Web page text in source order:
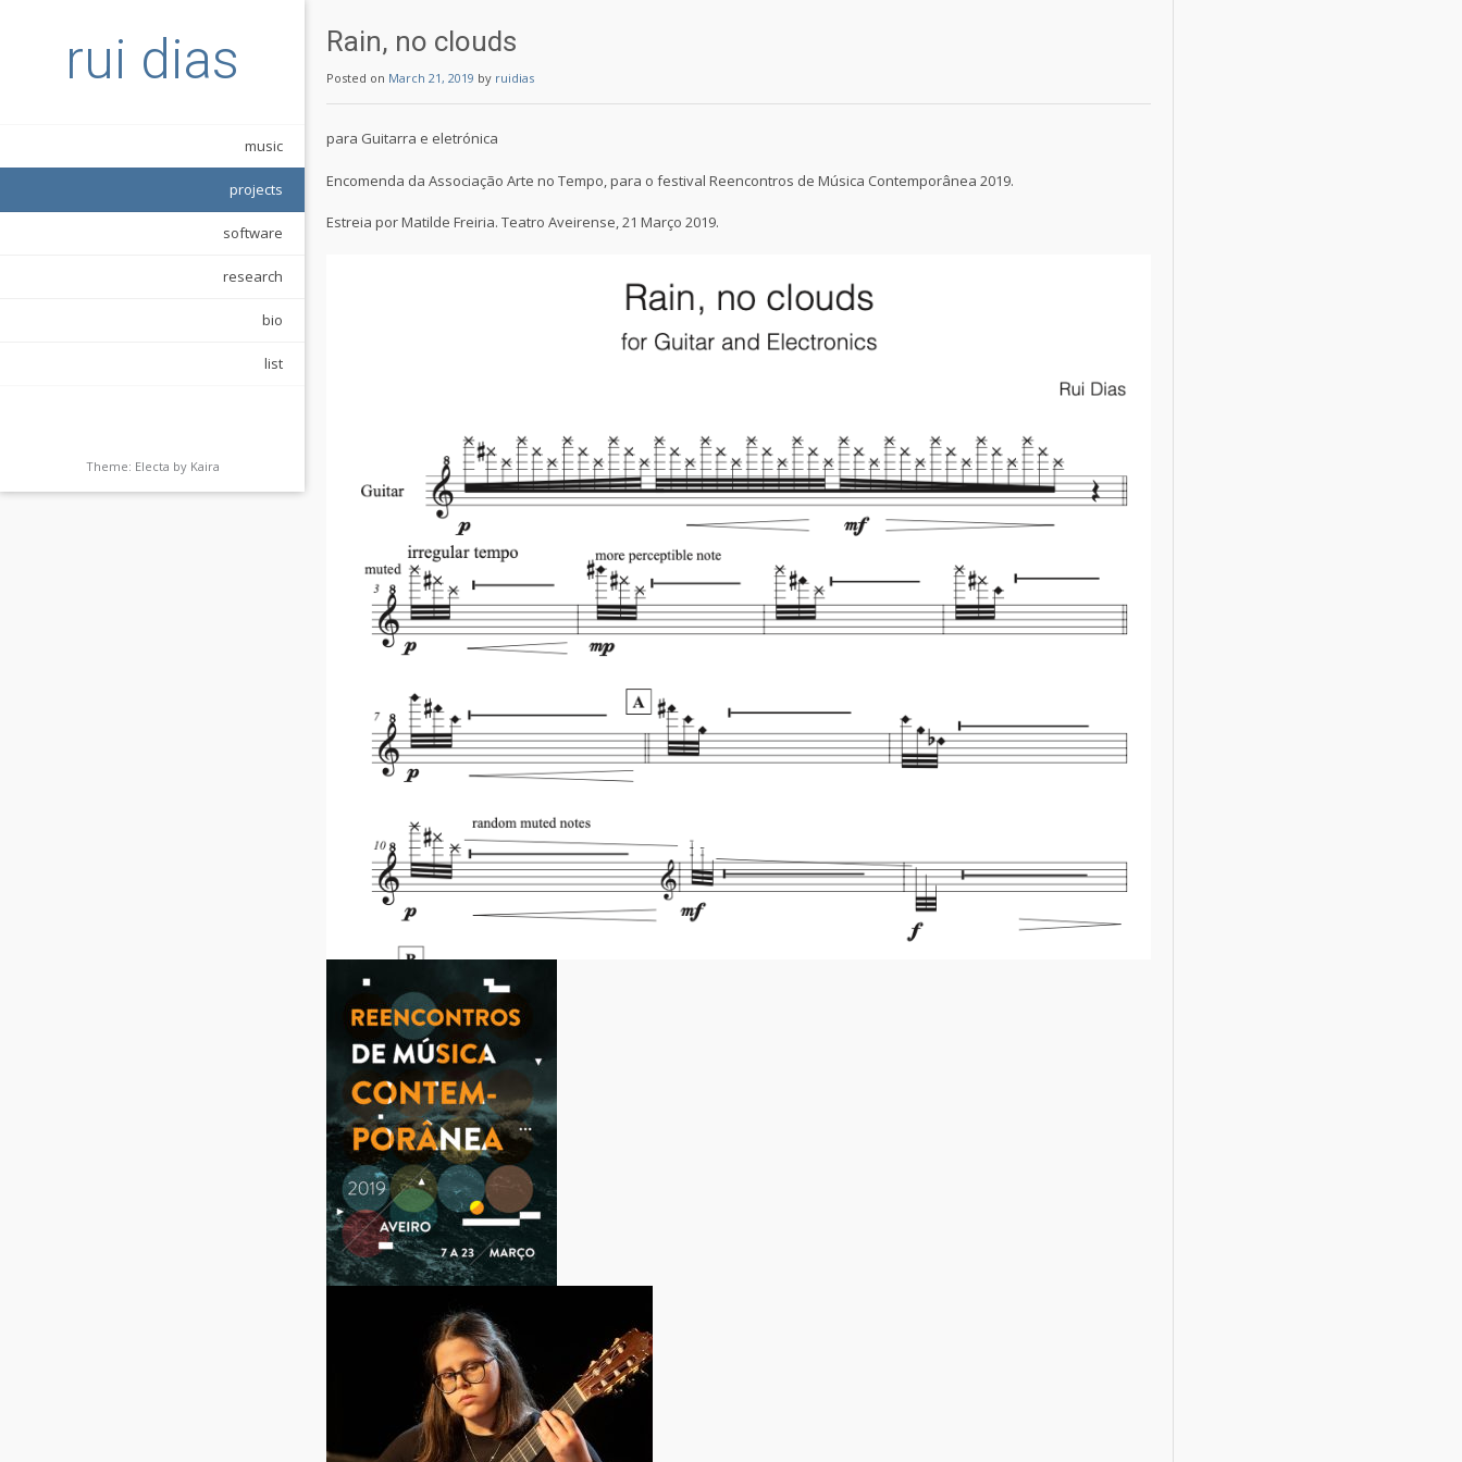
rui dias
music
projects
software
research
bio
list
Theme: Electa by Kaira
Rain, no clouds
Posted on March 21, 2019 by ruidias
para Guitarra e eletrónica
Encomenda da Associação Arte no Tempo, para o festival Reencontros de Música Contemporânea 2019.
Estreia por Matilde Freiria. Teatro Aveirense, 21 Março 2019.